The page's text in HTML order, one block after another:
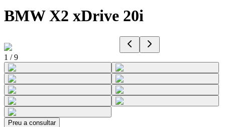
BMW X2 xDrive 20i
1 /9
Preu a consultar